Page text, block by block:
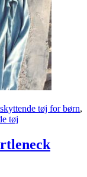
tøj for børn,
tøj